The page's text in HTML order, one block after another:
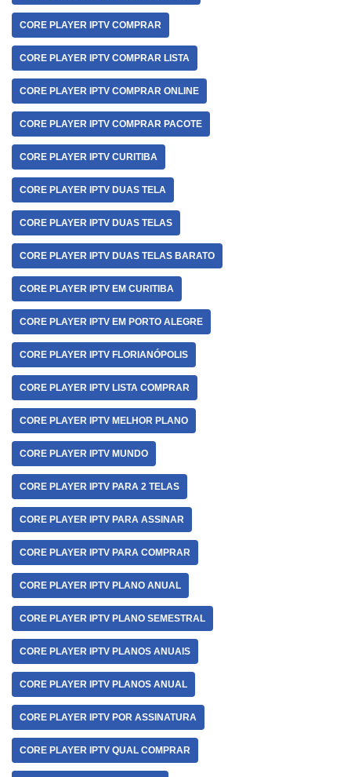
CORE PLAYER IPTV COMPRAR
CORE PLAYER IPTV COMPRAR LISTA
CORE PLAYER IPTV COMPRAR ONLINE
CORE PLAYER IPTV COMPRAR PACOTE
CORE PLAYER IPTV CURITIBA
CORE PLAYER IPTV DUAS TELA
CORE PLAYER IPTV DUAS TELAS
CORE PLAYER IPTV DUAS TELAS BARATO
CORE PLAYER IPTV EM CURITIBA
CORE PLAYER IPTV EM PORTO ALEGRE
CORE PLAYER IPTV FLORIANÓPOLIS
CORE PLAYER IPTV LISTA COMPRAR
CORE PLAYER IPTV MELHOR PLANO
CORE PLAYER IPTV MUNDO
CORE PLAYER IPTV PARA 2 TELAS
CORE PLAYER IPTV PARA ASSINAR
CORE PLAYER IPTV PARA COMPRAR
CORE PLAYER IPTV PLANO ANUAL
CORE PLAYER IPTV PLANO SEMESTRAL
CORE PLAYER IPTV PLANOS ANUAIS
CORE PLAYER IPTV PLANOS ANUAL
CORE PLAYER IPTV POR ASSINATURA
CORE PLAYER IPTV QUAL COMPRAR